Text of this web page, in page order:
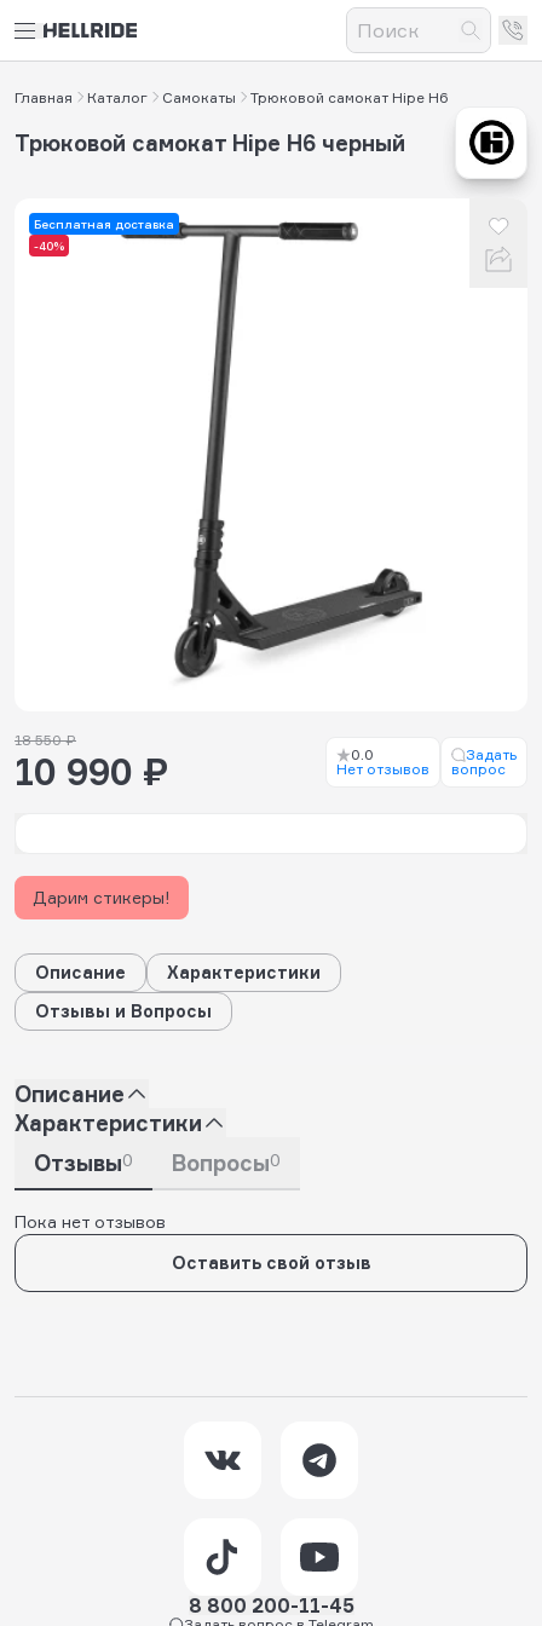
Главная Каталог Самокаты Трюковой самокат Hipe H6
Бесплатная доставка
-40%
Трюковой самокат Hipe H6 черный
18 550 ₽
10 990 ₽
0.0
Нет отзывов
Задать
вопрос
Дарим стикеры!
Описание
Характеристики
Отзывы и Вопросы
Описание
Характеристики
Отзывы0 Вопросы0
Пока нет отзывов
Оставить свой отзыв
8 800 200-11-45